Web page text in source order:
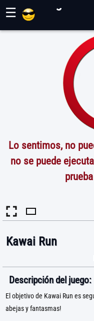
☰
Lo sentimos, no
no se puede
Kawai Run
Descripción del juego:
El objetivo de Kawai Run es
abejas y fantasmas!